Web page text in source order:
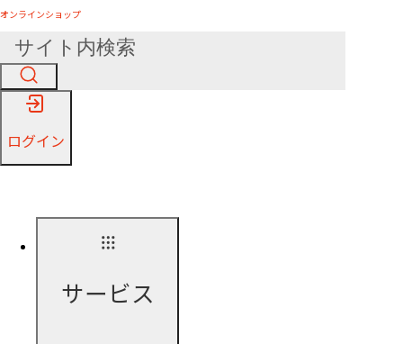
オンラインショップ
ログイン
サービス